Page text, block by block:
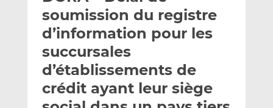
e
p
r
m
g
e
r
u
L
g
e
r
u
r
F
soumission du registre
d’information pour les
succursales
d’établissements de
crédit ayant leur siège